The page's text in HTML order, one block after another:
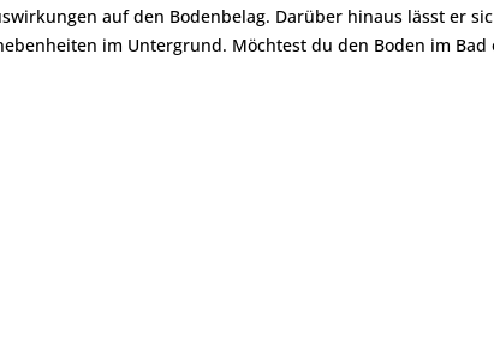
auf den Bodenbelag. Darüber hinaus lässt er
im Untergrund. Möchtest du den Boden im